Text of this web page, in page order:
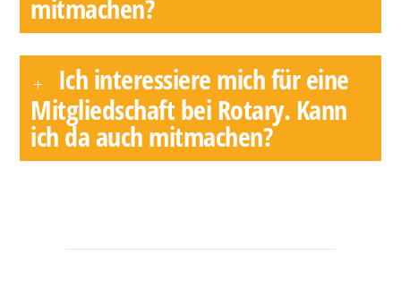
mitmachen?
Ich interessiere mich für eine
Mitgliedschaft bei Rotary. Kann
ich da auch mitmachen?